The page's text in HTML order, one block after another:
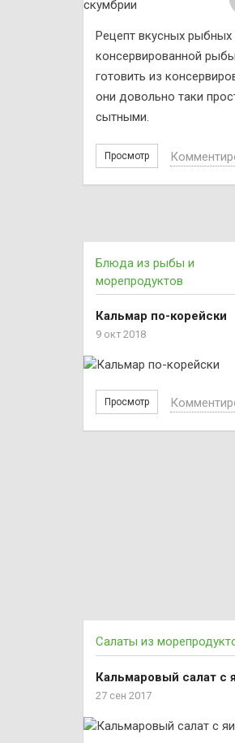
Рецепт вкусных рыбных
консервированной
готовить из
они довольно таки
сытными.
Просмотр
Блюда из рыбы и
морепродуктов
Кальмар по-корейски
9 окт 2018
Просмотр
Салаты из
Кальмаровый салат с
27 сен 2017